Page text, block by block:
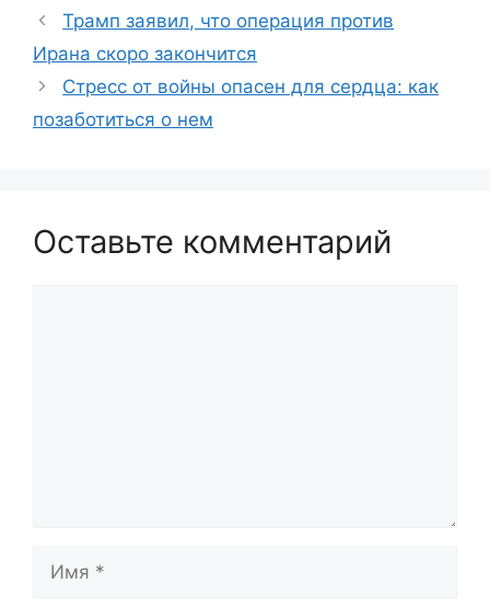
Трамп заявил, что операция против
Ирана скоро закончится
Стресс от войны опасен для сердца: как
позаботиться о нем
Оставьте комментарий